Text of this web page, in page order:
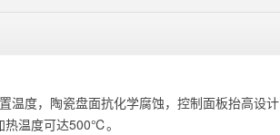
温度，陶瓷盘面抗化学腐蚀，控制面板抬高设计
热温度可达500℃。